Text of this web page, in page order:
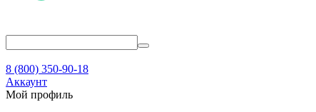
8 (800) 350-90-18
Аккаунт
Мой профиль